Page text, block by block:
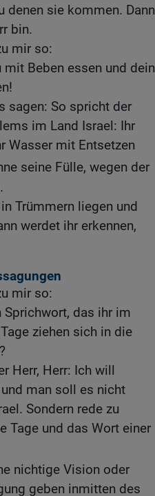
denen sie kommen. Dann
bin.
mir so:
mit Beben essen und dein
sagen: So spricht der
im Land Israel: Ihr
Wasser mit Entsetzen
seine Fülle, wegen der
Trümmern liegen und
werdet ihr erkennen,
mir so:
das ihr im
ziehen sich in die
Herr, Herr: Ich will
man soll es nicht
Sondern rede zu
Tage und das Wort einer
nichtige Vision oder
geben inmitten des